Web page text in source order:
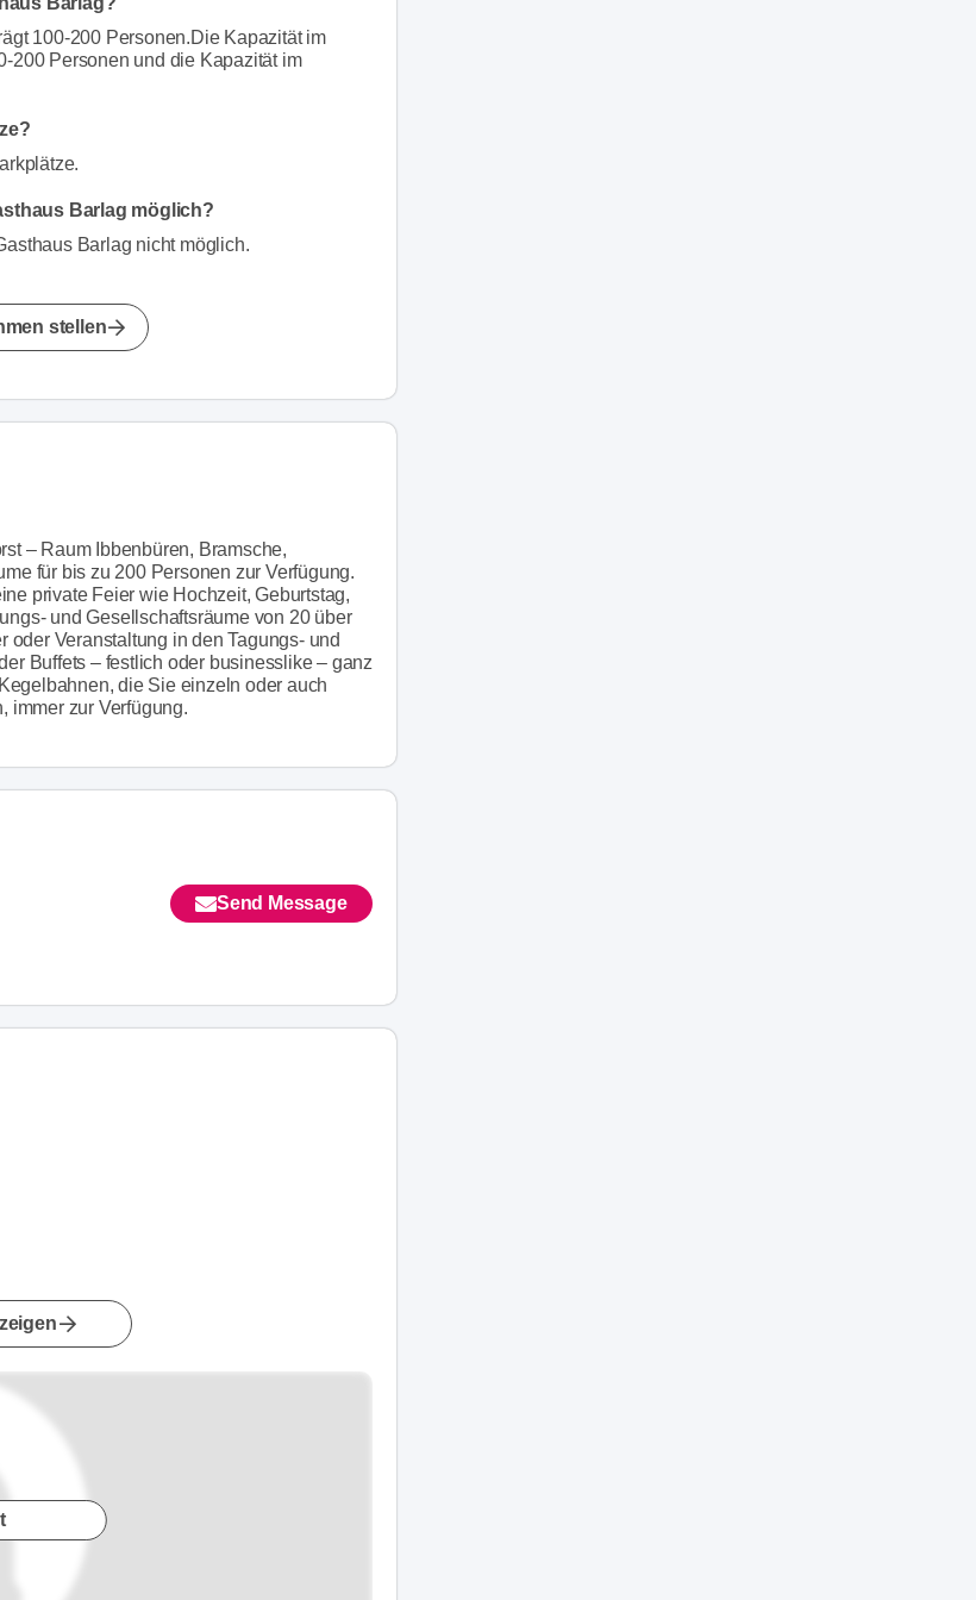
100-200 Personen.Die Kapazität im
200 Personen und die Kapazität im
Barlag möglich?
Barlag nicht möglich.
stellen
– Raum Ibbenbüren, Bramsche,
für bis zu 200 Personen zur Verfügung.
private Feier wie Hochzeit, Geburtstag,
und Gesellschaftsräume von 20 über
oder Veranstaltung in den Tagungs- und
Buffets – festlich oder businesslike – ganz
die Sie einzeln oder auch
immer zur Verfügung.
Send Message